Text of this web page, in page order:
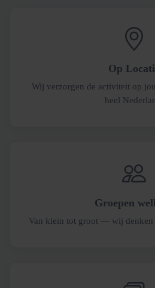
Op
Wij verzorgen de activiteit op
heel
Groepen
Van klein tot groot — wij denken